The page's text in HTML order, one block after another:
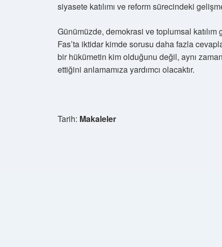
siyasete katılımı ve reform sürecindeki
Günümüzde, demokrasi ve toplumsal
Fas’ta iktidar kimde sorusu daha fazla
bir hükümetin kim olduğunu değil, aynı
ettiğini anlamamıza yardımcı olacaktır.
Tarih: Makaleler